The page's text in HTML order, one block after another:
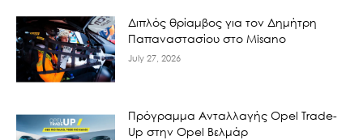
Διπλός θρίαμβος για τον Δημήτρη
Παπαναστασίου στο Misano
July 27, 2026
Πρόγραμμα Ανταλλαγής Opel Trade-
Up στην Opel Βελμάρ